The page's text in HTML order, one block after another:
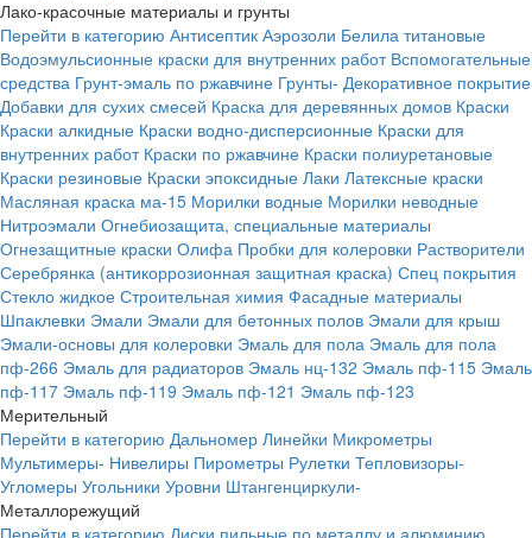
Лако-красочные материалы и грунты
Перейти в категорию Антисептик Аэрозоли Белила титановые
Водоэмульсионные краски для внутренних работ Вспомогательные
средства Грунт-эмаль по ржавчине Грунты- Декоративное покрытие
Добавки для сухих смесей Краска для деревянных домов Краски
Краски алкидные Краски водно-дисперсионные Краски для
внутренних работ Краски по ржавчине Краски полиуретановые
Краски резиновые Краски эпоксидные Лаки Латексные краски
Масляная краска ма-15 Морилки водные Морилки неводные
Нитроэмали Огнебиозащита, специальные материалы
Огнезащитные краски Олифа Пробки для колеровки Растворители
Серебрянка (антикоррозионная защитная краска) Спец покрытия
Стекло жидкое Строительная химия Фасадные материалы
Шпаклевки Эмали Эмали для бетонных полов Эмали для крыш
Эмали-основы для колеровки Эмаль для пола Эмаль для пола
пф-266 Эмаль для радиаторов Эмаль нц-132 Эмаль пф-115 Эмаль
пф-117 Эмаль пф-119 Эмаль пф-121 Эмаль пф-123
Мерительный
Перейти в категорию Дальномер Линейки Микрометры
Мультимеры- Нивелиры Пирометры Рулетки Тепловизоры-
Угломеры Угольники Уровни Штангенциркули-
Металлорежущий
Перейти в категорию Диски пильные по металлу и алюминию